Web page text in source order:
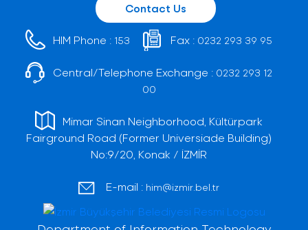
Contact Us
HIM Phone : 153 Fax : 0232 293 39 95
Central/Telephone Exchange : 0232 293 12
00
Mimar Sinan Neighborhood, Kültürpark
Fairground Road (Former Universiade Building)
No:9/20, Konak / İZMİR
E-mail : him@izmir.bel.tr